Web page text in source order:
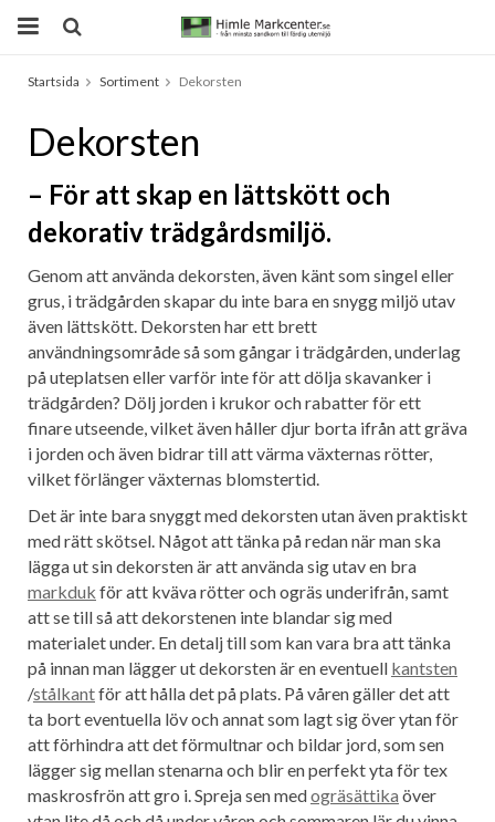
Startsida Sortiment Dekorsten
Dekorsten
– För att skap en lättskött och
dekorativ trädgårdsmiljö.
Genom att använda dekorsten, även känt som singel eller
grus, i trädgården skapar du inte bara en snygg miljö utav
även lättskött. Dekorsten har ett brett
användningsområde så som gångar i trädgården, underlag
på uteplatsen eller varför inte för att dölja skavanker i
trädgården? Dölj jorden i krukor och rabatter för ett
finare utseende, vilket även håller djur borta ifrån att gräva
i jorden och även bidrar till att värma växternas rötter,
vilket förlänger växternas blomstertid.
Det är inte bara snyggt med dekorsten utan även praktiskt
med rätt skötsel. Något att tänka på redan när man ska
lägga ut sin dekorsten är att använda sig utav en bra
markduk för att kväva rötter och ogräs underifrån, samt
att se till så att dekorstenen inte blandar sig med
materialet under. En detalj till som kan vara bra att tänka
på innan man lägger ut dekorsten är en eventuell kantsten
/stålkantför att hålla det på plats. På våren gäller det att
ta bort eventuella löv och annat som lagt sig över ytan för
att förhindra att det förmultnar och bildar jord, som sen
lägger sig mellan stenarna och blir en perfekt yta för tex
maskrosfrön att gro i. Spreja sen medogräsättika över